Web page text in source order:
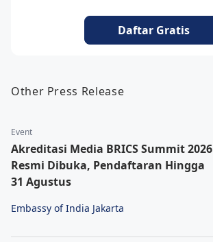
Daftar Gratis
Other Press Release
Event
Akreditasi Media BRICS Summit 2026
Resmi Dibuka, Pendaftaran Hingga
31 Agustus
Embassy of India Jakarta